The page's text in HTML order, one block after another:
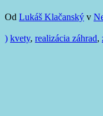
Od Lukáš Klačanský v
) kvety, realizácia záhrad,